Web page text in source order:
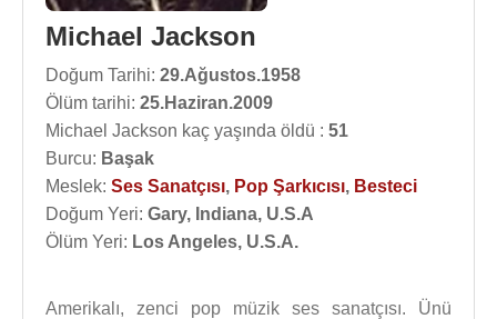
Michael Jackson
Doğum Tarihi: 29.Ağustos.1958
Ölüm tarihi: 25.Haziran.2009
Michael Jackson kaç yaşında öldü : 51
Burcu: Başak
Meslek: Ses Sanatçısı, Pop Şarkıcısı, Besteci
Doğum Yeri: Gary, Indiana, U.S.A
Ölüm Yeri: Los Angeles, U.S.A.
Amerikalı, zenci pop müzik ses sanatçısı. Ünü